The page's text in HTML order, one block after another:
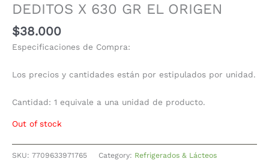
DEDITOS X 630 GR EL ORIGEN
$38.000
Especificaciones de Compra:
Los precios y cantidades están por estipulados por unidad.
Cantidad: 1 equivale a una unidad de producto.
Out of stock
SKU: 7709633971765 Category: Refrigerados & Lácteos